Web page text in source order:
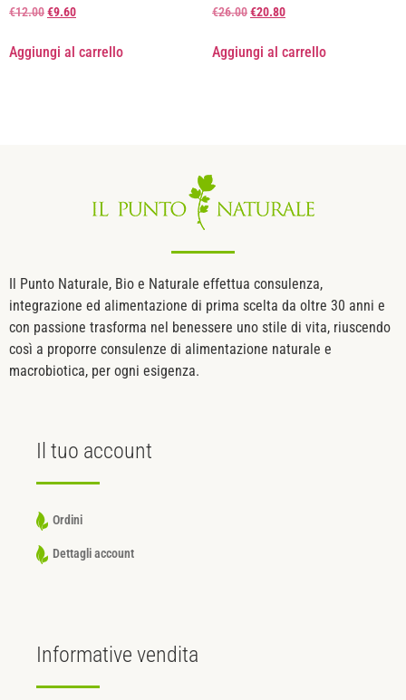
€12.00€9.60
Aggiungi al carrello
€26.00€20.80
Aggiungi al carrello
Il Punto Naturale, Bio e Naturale effettua consulenza,
integrazione ed alimentazione di prima scelta da oltre 30 anni e
con passione trasforma nel benessere uno stile di vita, riuscendo
così a proporre consulenze di alimentazione naturale e
macrobiotica, per ogni esigenza.
Il tuo account
Ordini
Dettagli account
Informative vendita